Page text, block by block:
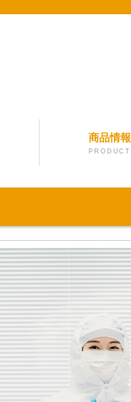
商品情報
PRODUCT